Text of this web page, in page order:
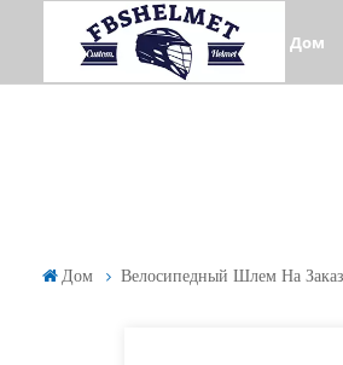
Дом
Дом Велосипедный Шлем На Заказ